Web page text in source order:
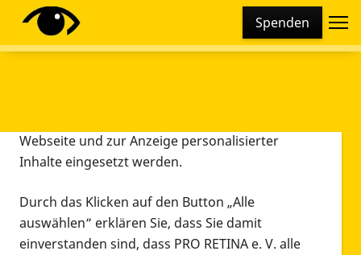
Spenden
Diese Webseite setzt verschiedene Cookies und
Tracking-Tools ein. Dies beinhaltet Cookies und
Webseite und zur Anzeige personalisierter
Inhalte eingesetzt werden.
Durch das Klicken auf den Button „Alle
auswählen“ erklären Sie, dass Sie damit
einverstanden sind, dass PRO RETINA e. V. alle